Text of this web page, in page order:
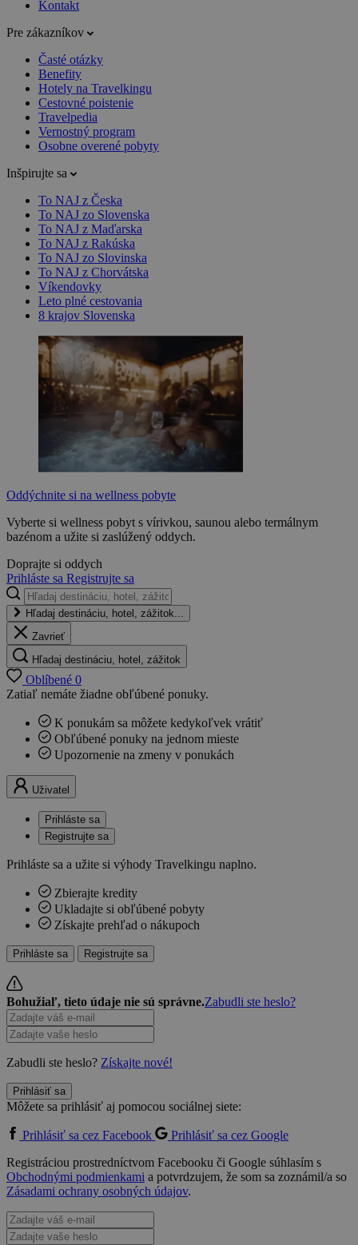
Kontakt
Pre zákazníkov
Časté otázky
Benefity
Hotely na Travelkingu
Cestovné poistenie
Travelpedia
Vernostný program
Osobne overené pobyty
Inšpirujte sa
To NAJ z Česka
To NAJ zo Slovenska
To NAJ z Maďarska
To NAJ z Rakúska
To NAJ zo Slovinska
To NAJ z Chorvátska
Víkendovky
Leto plné cestovania
8 krajov Slovenska
Oddýchnite si na wellness pobyte
Vyberte si wellness pobyt s vírivkou, saunou alebo termálnym
bazénom a užite si zaslúžený oddych.
Doprajte si oddych
Prihláste sa Registrujte sa
Hľadaj destináciu, hotel, zážitok...
Zavrieť
Hľadaj destináciu, hotel, zážitok
Oblíbené 0
Zatiaľ nemáte žiadne obľúbené ponuky.
K ponukám sa môžete kedykoľvek vrátiť
Obľúbené ponuky na jednom mieste
Upozornenie na zmeny v ponukách
Uživatel
Prihláste sa
Registrujte sa
Prihláste sa a užite si výhody Travelkingu naplno.
Zbierajte kredity
Ukladajte si obľúbené pobyty
Získajte prehľad o nákupoch
Prihláste sa Registrujte sa
Bohužiaľ, tieto údaje nie sú správne.Zabudli ste heslo?
Zabudli ste heslo? Získajte nové!
Prihlásiť sa
Môžete sa prihlásiť aj pomocou sociálnej siete:
Prihlásiť sa cez Facebook
Prihlásiť sa cez Google
Registráciou prostredníctvom Facebooku či Google súhlasím s
Obchodnými podmienkami a potvrdzujem, že som sa zoznámil/a so
Zásadami ochrany osobných údajov.